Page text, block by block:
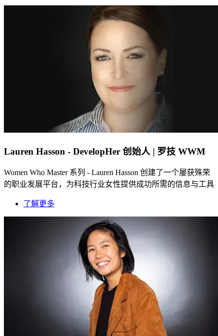
Lauren Hasson - DevelopHer 创始人 | 罗技 WWM
Women Who Master 系列 - Lauren Hasson 创建了一个屡获殊荣
的职业发展平台，为科技行业女性提供成功所需的信息与工具
了解更多